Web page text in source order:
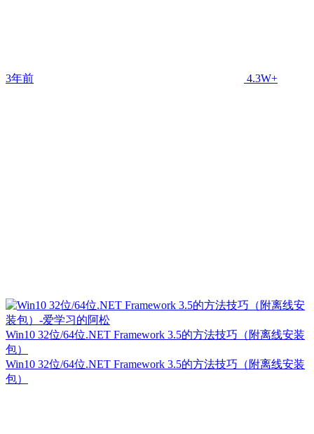
3年前 4.3W+
Win10 32位/64位.NET Framework 3.5的方法技巧（附离线安装
包）
Win10 32位/64位.NET Framework 3.5的方法技巧（附离线安装
包）